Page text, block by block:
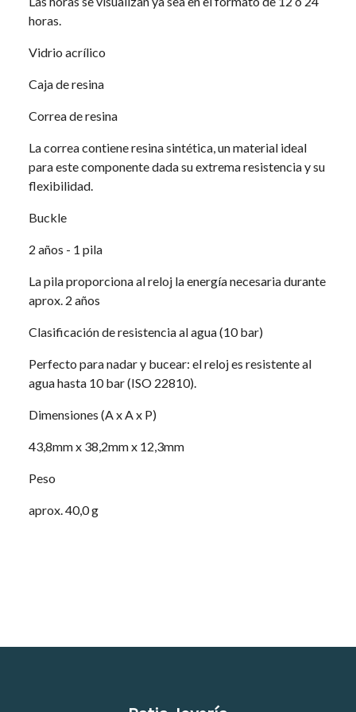
horas.
Vidrio acrílico
Caja de resina
Correa de resina
La correa contiene resina sintética, un material ideal
para este componente dada su extrema resistencia y su
flexibilidad.
Buckle
2 años - 1 pila
La pila proporciona al reloj la energía necesaria durante
aprox. 2 años
Clasificación de resistencia al agua (10 bar)
Perfecto para nadar y bucear: el reloj es resistente al
agua hasta 10 bar (ISO 22810).
Dimensiones (A x A x P)
43,8mm x 38,2mm x 12,3mm
Peso
aprox. 40,0 g